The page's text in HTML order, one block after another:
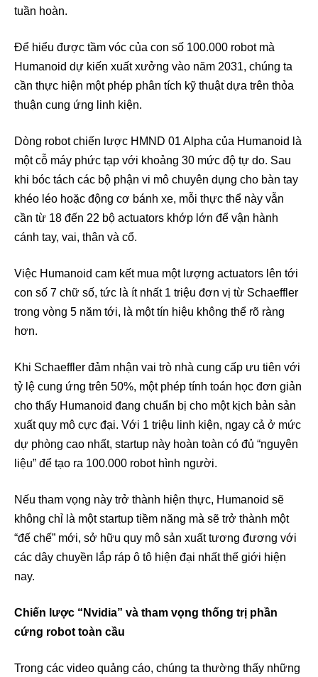
tuần hoàn.
Để hiểu được tầm vóc của con số 100.000 robot mà
Humanoid dự kiến xuất xưởng vào năm 2031, chúng ta
cần thực hiện một phép phân tích kỹ thuật dựa trên thỏa
thuận cung ứng linh kiện.
Dòng robot chiến lược HMND 01 Alpha của Humanoid là
một cỗ máy phức tạp với khoảng 30 mức độ tự do. Sau
khi bóc tách các bộ phận vi mô chuyên dụng cho bàn tay
khéo léo hoặc động cơ bánh xe, mỗi thực thể này vẫn
cần từ 18 đến 22 bộ actuators khớp lớn để vận hành
cánh tay, vai, thân và cổ.
Việc Humanoid cam kết mua một lượng actuators lên tới
con số 7 chữ số, tức là ít nhất 1 triệu đơn vị từ Schaeffler
trong vòng 5 năm tới, là một tín hiệu không thể rõ ràng
hơn.
Khi Schaeffler đảm nhận vai trò nhà cung cấp ưu tiên với
tỷ lệ cung ứng trên 50%, một phép tính toán học đơn giản
cho thấy Humanoid đang chuẩn bị cho một kịch bản sản
xuất quy mô cực đại. Với 1 triệu linh kiện, ngay cả ở mức
dự phòng cao nhất, startup này hoàn toàn có đủ “nguyên
liệu” để tạo ra 100.000 robot hình người.
Nếu tham vọng này trở thành hiện thực, Humanoid sẽ
không chỉ là một startup tiềm năng mà sẽ trở thành một
“đế chế” mới, sở hữu quy mô sản xuất tương đương với
các dây chuyền lắp ráp ô tô hiện đại nhất thế giới hiện
nay.
Chiến lược “Nvidia” và tham vọng thống trị phần
cứng robot toàn cầu
Trong các video quảng cáo, chúng ta thường thấy những